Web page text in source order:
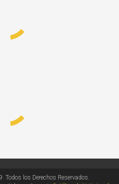
Todos los Derechos Reservados.